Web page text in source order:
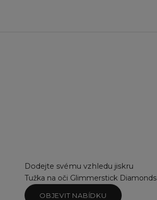
Dodejte svému vzhledu jiskru
Tužka na oči Glimmerstick Diamonds
OBJEVIT NABÍDKU